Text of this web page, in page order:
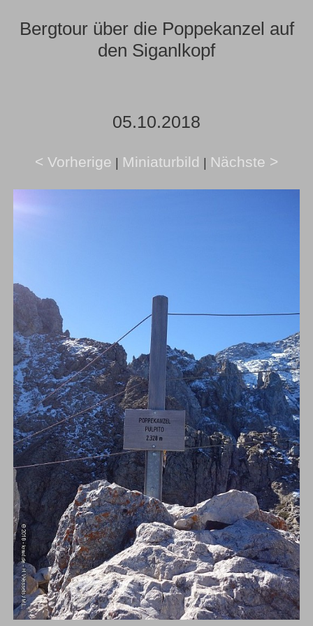
Bergtour über die Poppekanzel auf
den Siganlkopf
05.10.2018
< Vorherige | Miniaturbild | Nächste >